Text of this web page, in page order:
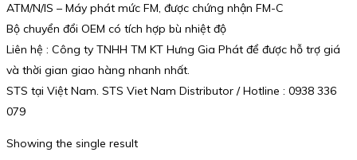
ATM/N/IS – Máy phát mức FM, được chứng nhận FM-C
Bộ chuyển đổi OEM có tích hợp bù nhiệt độ
Liên hệ : Công ty TNHH TM KT Hưng Gia Phát để được hỗ trợ giá
và thời gian giao hàng nhanh nhất.
STS tại Việt Nam. STS Viet Nam Distributor / Hotline : 0938 336
079
Showing the single result